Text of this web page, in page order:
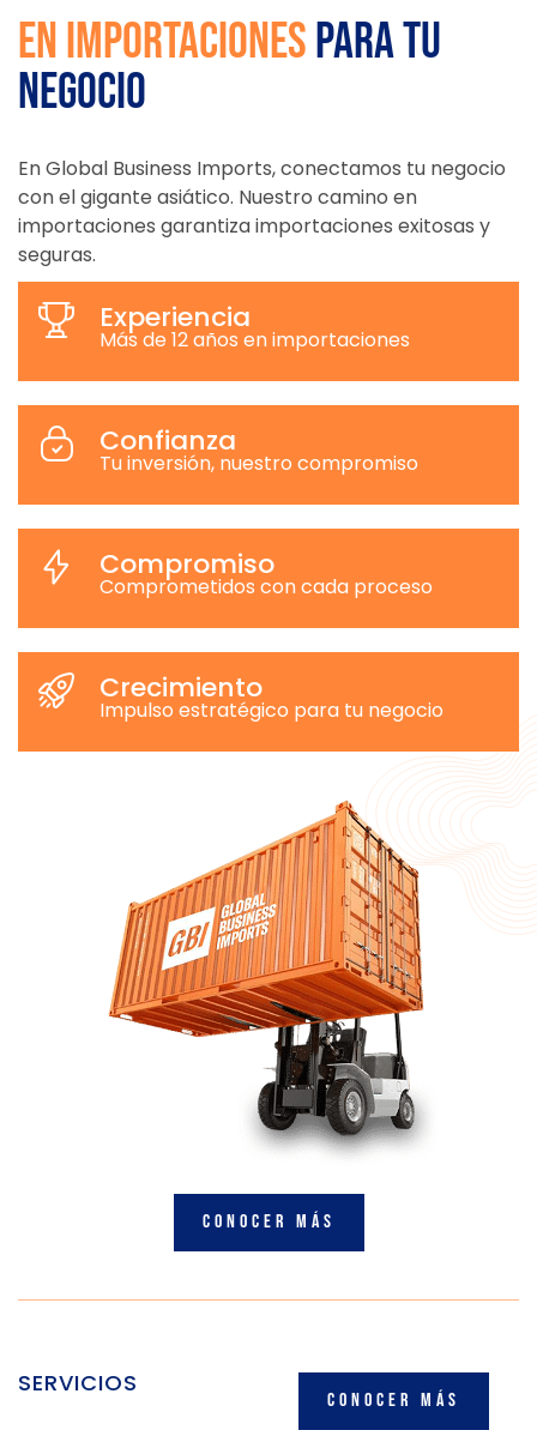
en importacionespara tu
negocio
En Global Business Imports, conectamos tu negocio
con el gigante asiático. Nuestro camino en
importaciones garantiza importaciones exitosas y
seguras.
Experiencia
Más de 12 años en importaciones
Confianza
Tu inversión, nuestro compromiso
Compromiso
Comprometidos con cada proceso
Crecimiento
Impulso estratégico para tu negocio
conocer más
SERVICIOS
Conocer más